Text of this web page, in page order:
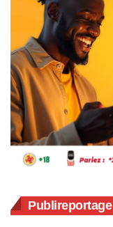
Publireportage